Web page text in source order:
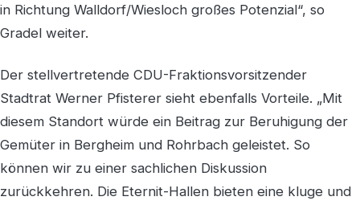
in Richtung Walldorf/Wiesloch großes Potenzial“, so
Gradel weiter.
Der stellvertretende CDU-Fraktionsvorsitzender
Stadtrat Werner Pfisterer sieht ebenfalls Vorteile. „Mit
diesem Standort würde ein Beitrag zur Beruhigung der
Gemüter in Bergheim und Rohrbach geleistet. So
können wir zu einer sachlichen Diskussion
zurückkehren. Die Eternit-Hallen bieten eine kluge und